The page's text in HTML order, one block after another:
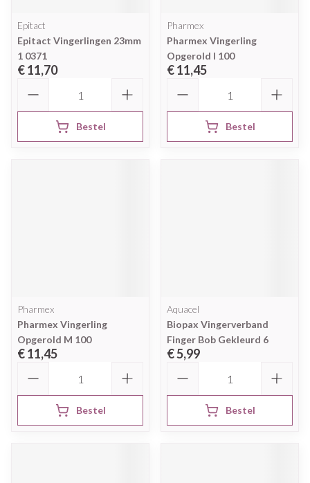
Epitact
Epitact Vingerlingen 23mm
1 0371
€ 11,70
Bestel
Pharmex
Pharmex Vingerling
Opgerold l 100
€ 11,45
Bestel
Pharmex
Pharmex Vingerling
Opgerold M 100
€ 11,45
Bestel
Aquacel
Biopax Vingerverband
Finger Bob Gekleurd 6
€ 5,99
Bestel